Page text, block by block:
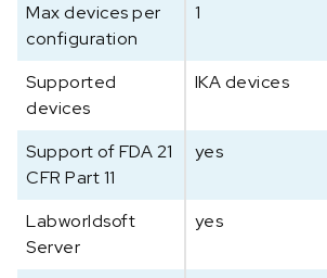
a
l
Max devices per
configuration
1
Supported
devices
IKA devices
Support of FDA 21
CFR Part 11
yes
Labworldsoft
Server
yes